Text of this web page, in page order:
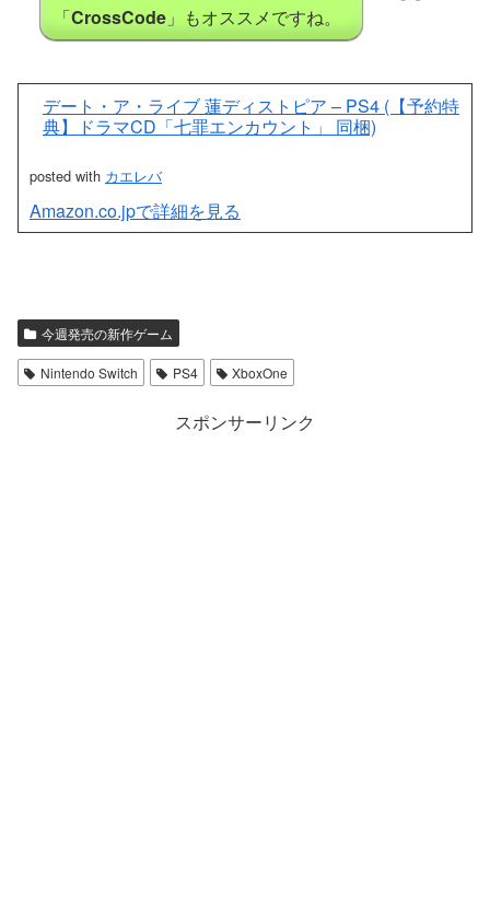
「CrossCode 」もオススメですね。
デート・ア・ライブ 蓮ディストピア – PS4 (【予約特
典】ドラマCD「七罪エンカウント」 同梱)
posted with カエレバ
Amazon.co.jpで詳細を見る
今週発売の新作ゲーム
Nintendo Switch PS4 XboxOne
スポンサーリンク